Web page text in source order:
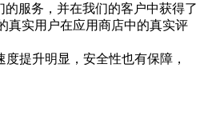
服务，并在我们的客户中获得了
真实用户在应用商店中的真实评
提升明显，安全性也有保障，